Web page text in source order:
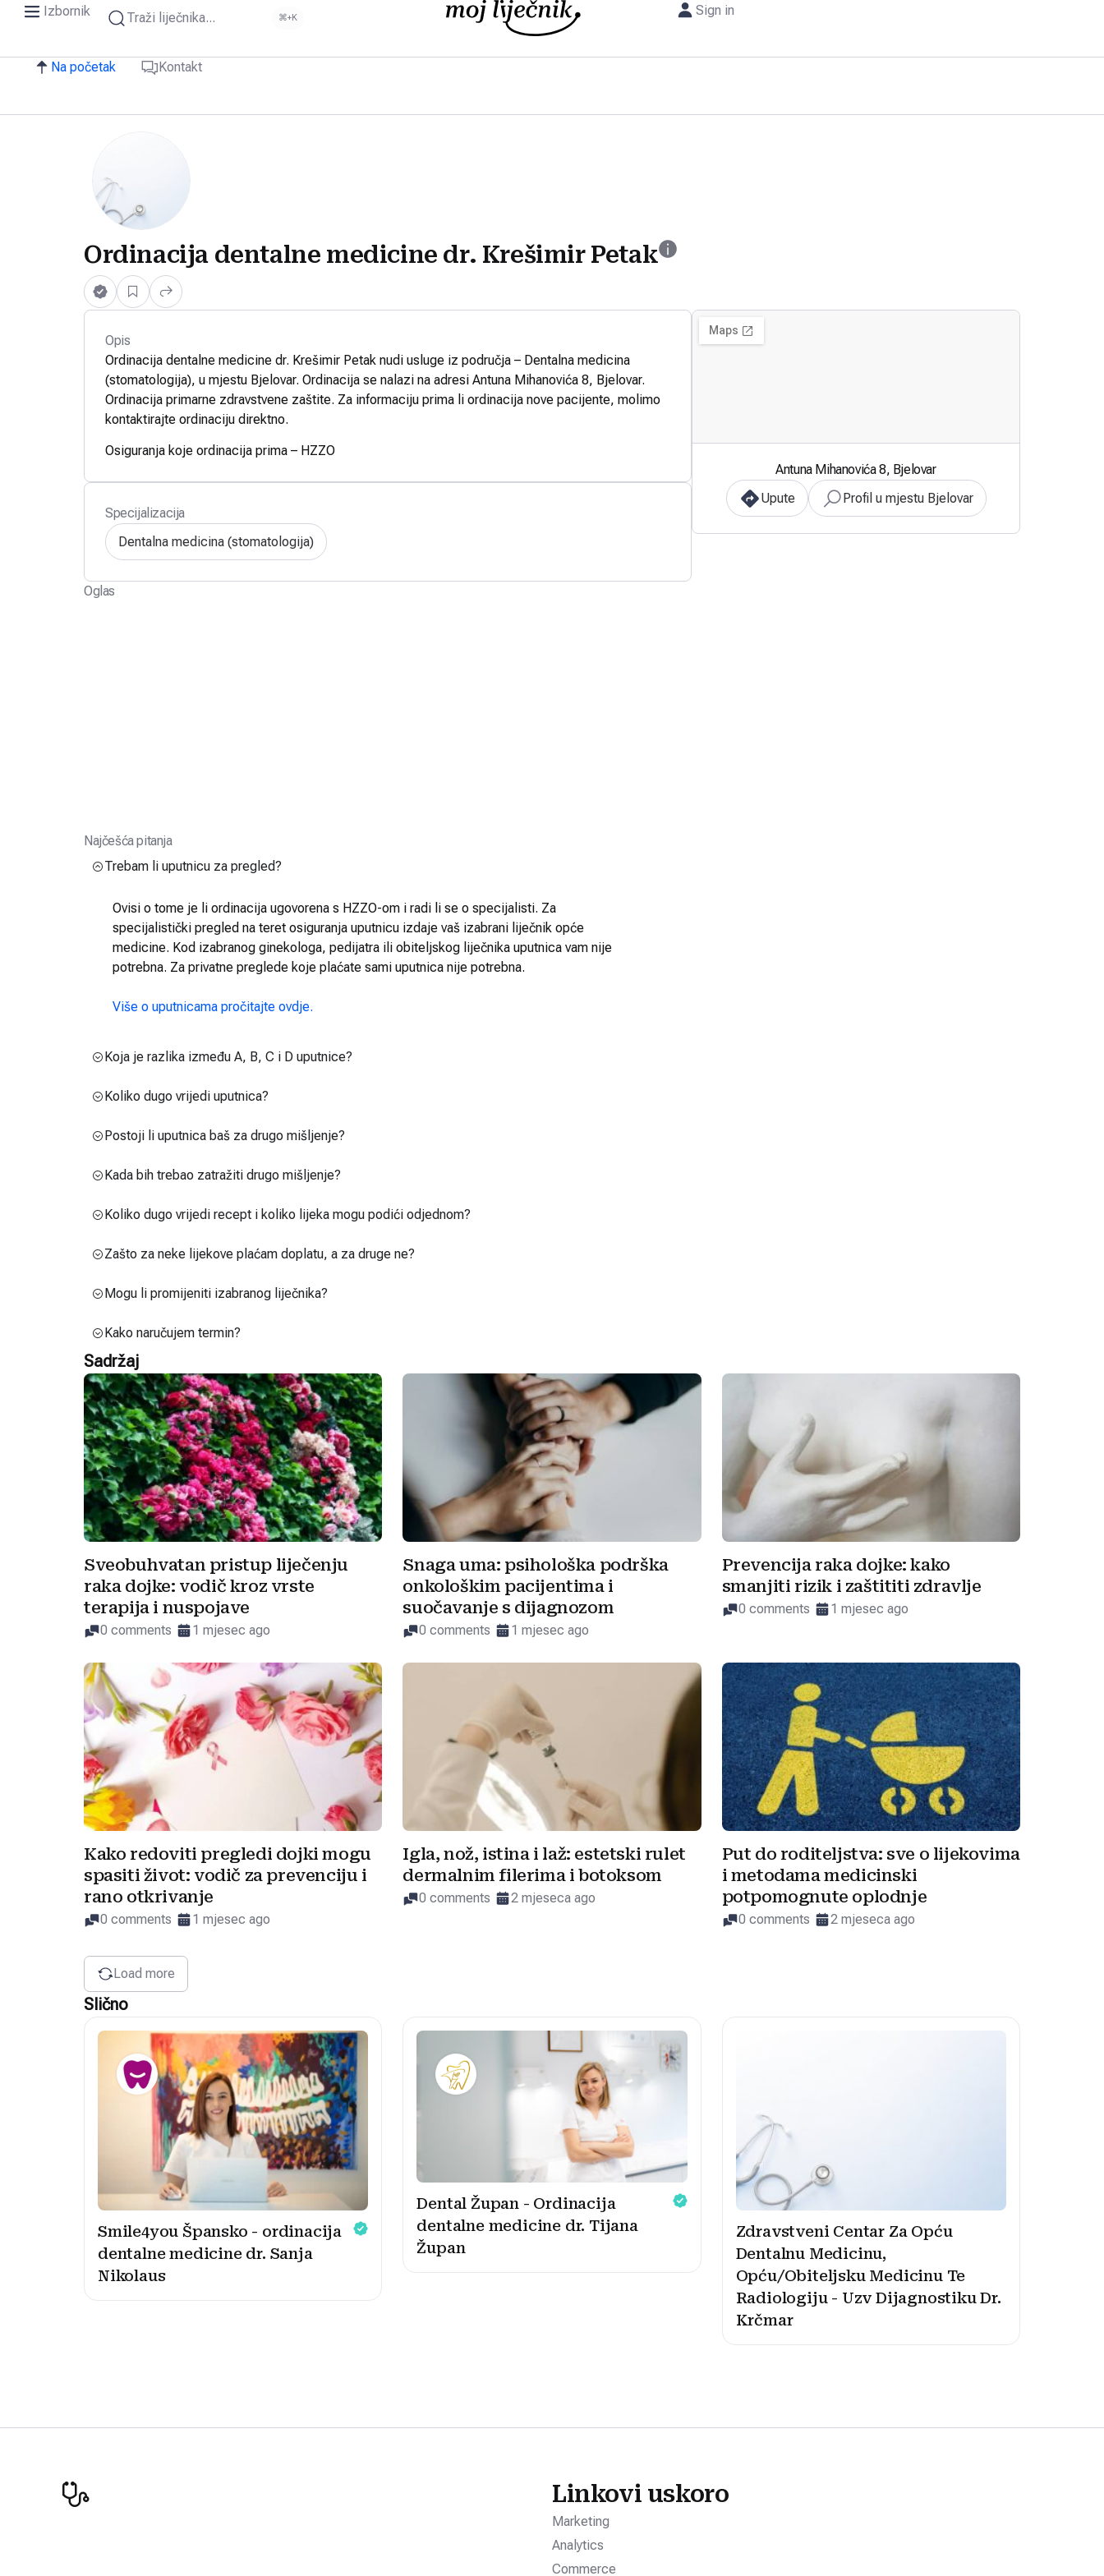
Izbornik Traži liječnika... ⌘+K Sign in
Na početak Kontakt
Ordinacija dentalne medicine dr. Krešimir Petak
Opis
Ordinacija dentalne medicine dr. Krešimir Petak nudi usluge iz područja – Dentalna medicina
(stomatologija), u mjestu Bjelovar. Ordinacija se nalazi na adresi Antuna Mihanovića 8, Bjelovar.
Ordinacija primarne zdravstvene zaštite. Za informaciju prima li ordinacija nove pacijente, molimo
kontaktirajte ordinaciju direktno.
Osiguranja koje ordinacija prima – HZZO
Specijalizacija
Dentalna medicina (stomatologija)
Oglas
Antuna Mihanovića 8, Bjelovar
Upute
Profil u mjestu Bjelovar
Najčešća pitanja
Trebam li uputnicu za pregled?
Ovisi o tome je li ordinacija ugovorena s HZZO-om i radi li se o specijalisti. Za
specijalistički pregled na teret osiguranja uputnicu izdaje vaš izabrani liječnik opće
medicine. Kod izabranog ginekologa, pedijatra ili obiteljskog liječnika uputnica vam nije
potrebna. Za privatne preglede koje plaćate sami uputnica nije potrebna.
Više o uputnicama pročitajte ovdje.
Koja je razlika između A, B, C i D uputnice?
Koliko dugo vrijedi uputnica?
Postoji li uputnica baš za drugo mišljenje?
Kada bih trebao zatražiti drugo mišljenje?
Koliko dugo vrijedi recept i koliko lijeka mogu podići odjednom?
Zašto za neke lijekove plaćam doplatu, a za druge ne?
Mogu li promijeniti izabranog liječnika?
Kako naručujem termin?
Sadržaj
Sveobuhvatan pristup liječenju
raka dojke: vodič kroz vrste
terapija i nuspojave
0 comments 1 mjesec ago
Snaga uma: psihološka podrška
onkološkim pacijentima i
suočavanje s dijagnozom
0 comments 1 mjesec ago
Prevencija raka dojke: kako
smanjiti rizik i zaštititi zdravlje
0 comments 1 mjesec ago
Kako redoviti pregledi dojki mogu
spasiti život: vodič za prevenciju i
rano otkrivanje
0 comments 1 mjesec ago
Igla, nož, istina i laž: estetski rulet
dermalnim filerima i botoksom
0 comments 2 mjeseca ago
Put do roditeljstva: sve o lijekovima
i metodama medicinski
potpomognute oplodnje
0 comments 2 mjeseca ago
Load more
Slično
Smile4you Špansko - ordinacija
dentalne medicine dr. Sanja
Nikolaus
Dental Župan - Ordinacija
dentalne medicine dr. Tijana
Župan
Zdravstveni Centar Za Opću
Dentalnu Medicinu,
Opću/Obiteljsku Medicinu Te
Radiologiju - Uzv Dijagnostiku Dr.
Krčmar
Linkovi uskoro
Marketing
Analytics
Commerce